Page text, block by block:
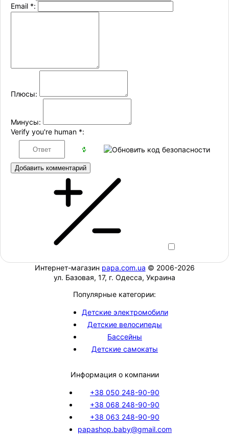
Email *:
Плюсы:
Минусы:
Verify you're human *:
Добавить комментарий
Интернет-магазин papa.com.ua © 2006-2026
ул. Базовая, 17, г. Одесса, Украина
Популярные категории:
Детские электромобили
Детские велосипеды
Бассейны
Детские самокаты
Информация о компании
+38 050 248-90-90
+38 068 248-90-90
+38 063 248-90-90
papashop.baby@gmail.com